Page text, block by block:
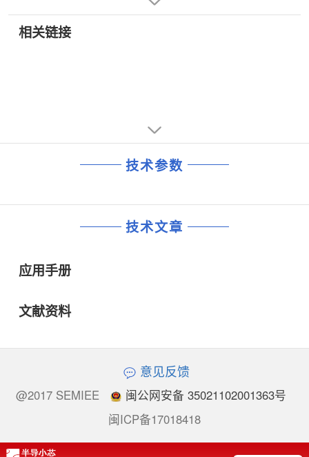
相关链接
技术参数
技术文章
应用手册
文献资料
意见反馈
@2017 SEMIEE
闽公网安备 35021102001363号
闽ICP备17018418